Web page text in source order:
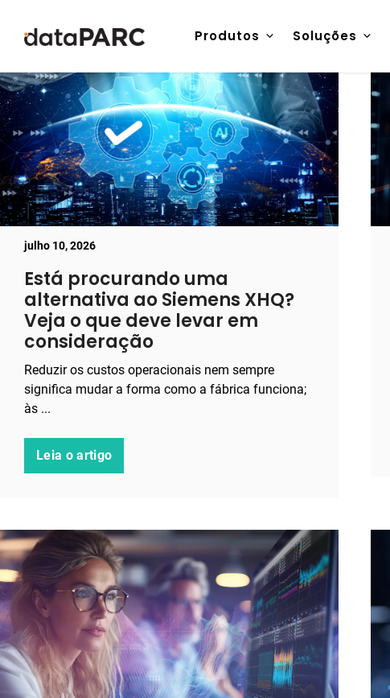
Produtos Soluções
julho 10, 2026
Está procurando uma
alternativa ao Siemens XHQ?
Veja o que deve levar em
consideração
Reduzir os custos operacionais nem sempre
significa mudar a forma como a fábrica funciona;
às ...
Leia o artigo